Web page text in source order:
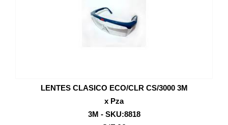
LENTES CLASICO ECO/CLR CS/3000 3M
x Pza
3M - SKU:8818